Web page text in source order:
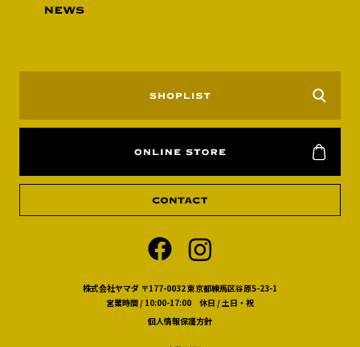
株式会社ヤマダ 〒177-0032 東京都練馬区谷原5-23-1
営業時間 / 10:00-17:00 休日 / 土日・祝
個人情報保護方針